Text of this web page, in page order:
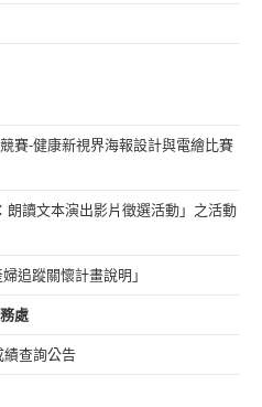
賽-健康新視界海報設計與電繪比賽
朗讀文本演出影片徵選活動」之活動
追蹤關懷計畫說明」
處
績查詢公告